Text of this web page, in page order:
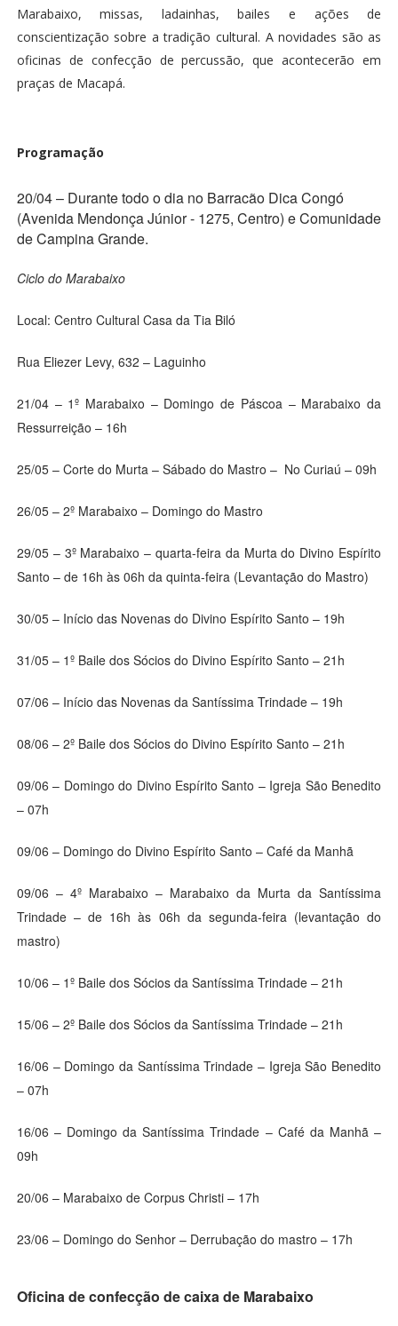
Marabaixo, missas, ladainhas, bailes e ações de
conscientização sobre a tradição cultural. A novidades são as
oficinas de confecção de percussão, que acontecerão em
praças de Macapá.
Programação
20/04 – Durante todo o dia no Barracão Dica Congó
(Avenida Mendonça Júnior - 1275, Centro) e Comunidade
de Campina Grande.
Ciclo do Marabaixo
Local: Centro Cultural Casa da Tia Biló
Rua Eliezer Levy, 632 – Laguinho
21/04 – 1º Marabaixo – Domingo de Páscoa – Marabaixo da
Ressurreição – 16h
25/05 – Corte do Murta – Sábado do Mastro – No Curiaú – 09h
26/05 – 2º Marabaixo – Domingo do Mastro
29/05 – 3º Marabaixo – quarta-feira da Murta do Divino Espírito
Santo – de 16h às 06h da quinta-feira (Levantação do Mastro)
30/05 – Início das Novenas do Divino Espírito Santo – 19h
31/05 – 1º Baile dos Sócios do Divino Espírito Santo – 21h
07/06 – Início das Novenas da Santíssima Trindade – 19h
08/06 – 2º Baile dos Sócios do Divino Espírito Santo – 21h
09/06 – Domingo do Divino Espírito Santo – Igreja São Benedito
– 07h
09/06 – Domingo do Divino Espírito Santo – Café da Manhã
09/06 – 4º Marabaixo – Marabaixo da Murta da Santíssima
Trindade – de 16h às 06h da segunda-feira (levantação do
mastro)
10/06 – 1º Baile dos Sócios da Santíssima Trindade – 21h
15/06 – 2º Baile dos Sócios da Santíssima Trindade – 21h
16/06 – Domingo da Santíssima Trindade – Igreja São Benedito
– 07h
16/06 – Domingo da Santíssima Trindade – Café da Manhã –
09h
20/06 – Marabaixo de Corpus Christi – 17h
23/06 – Domingo do Senhor – Derrubação do mastro – 17h
Oficina de confecção de caixa de Marabaixo